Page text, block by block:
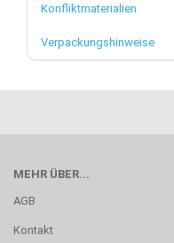
Konfliktmaterialien
Verpackungshinweise
MEHR ÜBER...
AGB
Kontakt